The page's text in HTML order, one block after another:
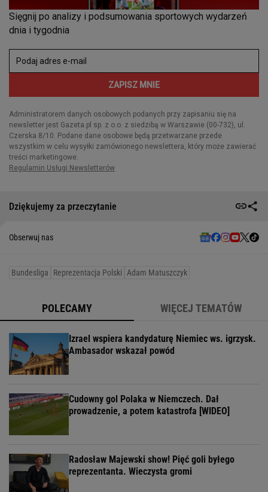
Dziękujemy za przeczytanie
Obserwuj nas
Bundesliga Reprezentacja Polski Adam Matuszczyk
POLECAMY WIĘCEJ TEMATÓW
Izrael wspiera kandydaturę Niemiec ws. igrzysk.
Ambasador wskazał powód
Cudowny gol Polaka w Niemczech. Dał
prowadzenie, a potem katastrofa [WIDEO]
Radosław Majewski show! Pięć goli byłego
reprezentanta. Wieczysta gromi